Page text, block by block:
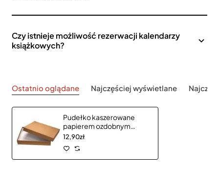
Czy istnieje możliwość rezerwacji kalendarzy
książkowych?
Ostatnio oglądane Najczęściej wyświetlane
Pudełko kaszerowane
papierem ozdobnym
(26,5x15,5x3,5cm) 450037
12,90zł